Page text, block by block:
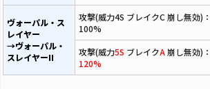
ヴォーパル・ス
レイヤー
→ヴォーパル・
スレイヤーII
攻撃(威力4S ブレイクC 崩し無効)
100%
攻撃(威力5S ブレイクA 崩し無効)
120%